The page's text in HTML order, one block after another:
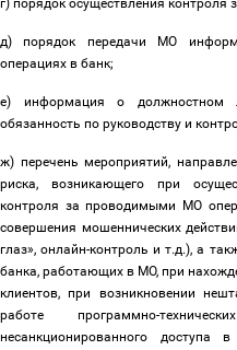
г) порядок осуществления
д) порядок передачи МО
операциях в банк;
е) информация о должностном
обязанность по руководству и
ж) перечень мероприятий,
риска, возникающего при
контроля за проводимыми МО
совершения мошеннических
глаз», онлайн-контроль и т.д.), а
банка, работающих в МО, при
клиентов, при возникновении
работе программно-
несанкционированного доступа